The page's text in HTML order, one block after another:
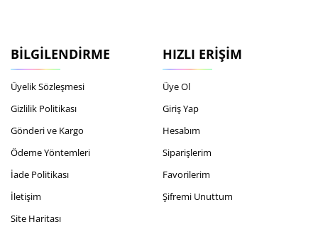
BILGILENDIRME
Üyelik Sözleşmesi
Gizlilik Politikası
Gönderi ve Kargo
Ödeme Yöntemleri
İade Politikası
İletişim
Site Haritası
HIZLI ERIŞIM
Üye Ol
Giriş Yap
Hesabım
Siparişlerim
Favorilerim
Şifremi Unuttum